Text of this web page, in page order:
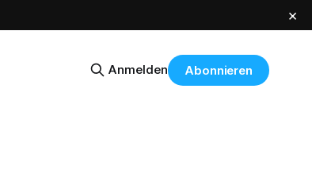
×
Anmelden Abonnieren